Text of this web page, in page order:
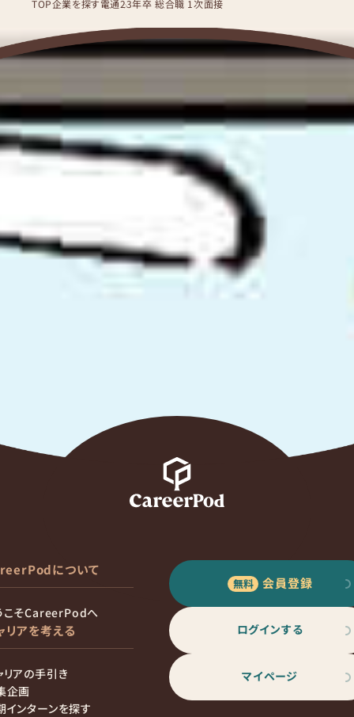
TOP企業を探す電通23年卒 総合職 1次面接
について
こそCareerPodへ
リアを考える
リアの手引き
企画
インターンを探す
会員登録
ログインする
マイページ